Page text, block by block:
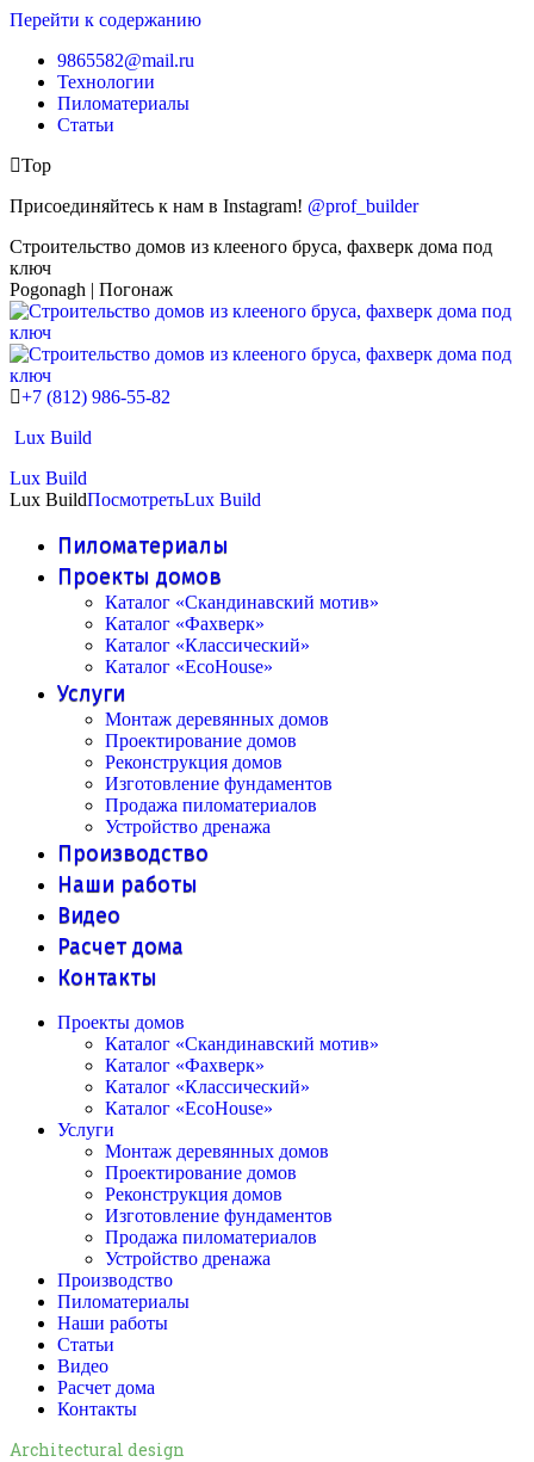
Перейти к содержанию
9865582@mail.ru
Технологии
Пиломатериалы
Статьи
Top
Присоединяйтесь к нам в Instagram! @prof_builder
Строительство домов из клееного бруса, фахверк дома под
ключ
Pogonagh | Погонаж
+7 (812) 986-55-82
Lux Build
Lux Build
Lux BuildПосмотретьLux Build
Пиломатериалы
Проекты домов
Каталог «Скандинавский мотив»
Каталог «Фахверк»
Каталог «Классический»
Каталог «EcoHouse»
Услуги
Монтаж деревянных домов
Проектирование домов
Реконструкция домов
Изготовление фундаментов
Продажа пиломатериалов
Устройство дренажа
Производство
Наши работы
Видео
Расчет дома
Контакты
Проекты домов
Каталог «Скандинавский мотив»
Каталог «Фахверк»
Каталог «Классический»
Каталог «EcoHouse»
Услуги
Монтаж деревянных домов
Проектирование домов
Реконструкция домов
Изготовление фундаментов
Продажа пиломатериалов
Устройство дренажа
Производство
Пиломатериалы
Наши работы
Статьи
Видео
Расчет дома
Контакты
Architectural design